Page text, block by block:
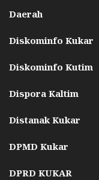
Daerah
Diskominfo Kukar
Diskominfo Kutim
Dispora Kaltim
Distanak Kukar
DPMD Kukar
DPRD KUKAR